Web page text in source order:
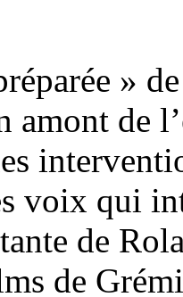
»
amont de
voix qui
de
de